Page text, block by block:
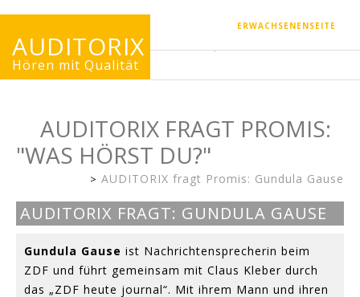
ERWACHSENENSEITE
AUDITORIX
Hören mit Qualität
AUDITORIX FRAGT PROMIS:
"WAS HÖRST DU?"
Kinderseite
AUDITORIX fragt Promis: Gundula Gause
AUDITORIX FRAGT: GUNDULA GAUSE
Bild:
Gundula Gause ist Nachrichtensprecherin beim
ZDF und führt gemeinsam mit Claus Kleber durch
das „ZDF heute journal“. Mit ihrem Mann und ihren